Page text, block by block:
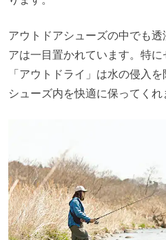
アウトドアシューズの中でも
アは一目置かれています。特
「アウトドライ」は水の侵入
シューズ内を快適に保ってくれ